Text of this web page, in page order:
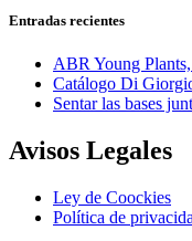
Entradas recientes
ABR Young
Catálogo Di
Sentar las bases
Avisos Legales
Ley de Coockies
Política de